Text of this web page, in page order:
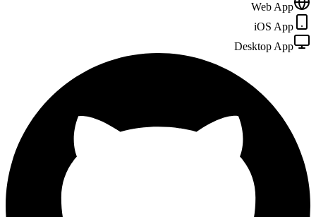
Web App
iOS App
Desktop App